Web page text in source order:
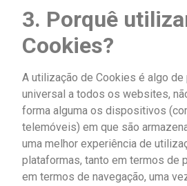
3. Porquê
Cookies?
A utilização de Cookies é algo de
universal a todos os websites,
forma alguma os dispositivos
telemóveis) em que são
uma melhor experiência de
plataformas, tanto em termos de
em termos de navegação, uma